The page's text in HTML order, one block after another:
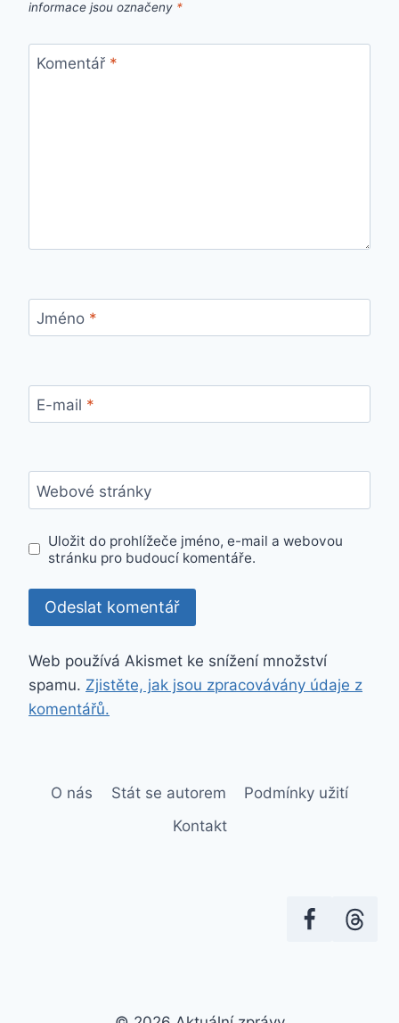
informace jsou označeny *
Komentář *
Jméno *
E-mail *
Webové stránky
Uložit do prohlížeče jméno, e-mail a webovou
stránku pro budoucí komentáře.
Web používá Akismet ke snížení množství
spamu. Zjistěte, jak jsou zpracovávány údaje z
komentářů.
O nás Stát se autorem
Podmínky užití
Kontakt